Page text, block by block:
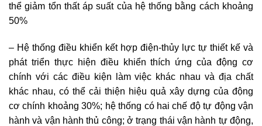
thể giảm tổn thất áp suất của hệ thống bằng cách khoảng
50%
– Hệ thống điều khiển kết hợp điện-thủy lực tự thiết kế và
phát triển thực hiện điều khiển thích ứng của động cơ
chính với các điều kiện làm việc khác nhau và địa chất
khác nhau, có thể cải thiện hiệu quả xây dựng của động
cơ chính khoảng 30%; hệ thống có hai chế độ tự động vận
hành và vận hành thủ công; ở trạng thái vận hành tự động,